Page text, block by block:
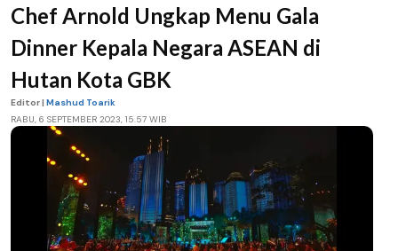
Chef Arnold Ungkap Menu Gala
Dinner Kepala Negara ASEAN di
Hutan Kota GBK
Editor | Mashud Toarik
RABU, 6 SEPTEMBER 2023, 15.57 WIB